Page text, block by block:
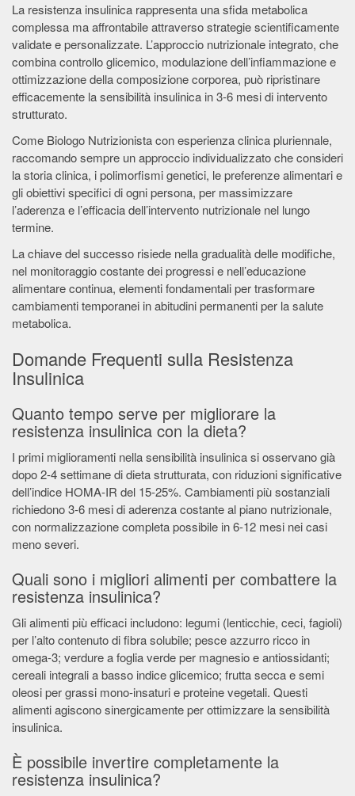
La resistenza insulinica rappresenta una sfida metabolica
complessa ma affrontabile attraverso strategie scientificamente
validate e personalizzate. L’approccio nutrizionale integrato, che
combina controllo glicemico, modulazione dell’infiammazione e
ottimizzazione della composizione corporea, può ripristinare
efficacemente la sensibilità insulinica in 3-6 mesi di intervento
strutturato.
Come Biologo Nutrizionista con esperienza clinica pluriennale,
raccomando sempre un approccio individualizzato che consideri
la storia clinica, i polimorfismi genetici, le preferenze alimentari e
gli obiettivi specifici di ogni persona, per massimizzare
l’aderenza e l’efficacia dell’intervento nutrizionale nel lungo
termine.
La chiave del successo risiede nella gradualità delle modifiche,
nel monitoraggio costante dei progressi e nell’educazione
alimentare continua, elementi fondamentali per trasformare
cambiamenti temporanei in abitudini permanenti per la salute
metabolica.
Domande Frequenti sulla Resistenza
Insulinica
Quanto tempo serve per migliorare la
resistenza insulinica con la dieta?
I primi miglioramenti nella sensibilità insulinica si osservano già
dopo 2-4 settimane di dieta strutturata, con riduzioni significative
dell’indice HOMA-IR del 15-25%. Cambiamenti più sostanziali
richiedono 3-6 mesi di aderenza costante al piano nutrizionale,
con normalizzazione completa possibile in 6-12 mesi nei casi
meno severi.
Quali sono i migliori alimenti per combattere la
resistenza insulinica?
Gli alimenti più efficaci includono: legumi (lenticchie, ceci, fagioli)
per l’alto contenuto di fibra solubile; pesce azzurro ricco in
omega-3; verdure a foglia verde per magnesio e antiossidanti;
cereali integrali a basso indice glicemico; frutta secca e semi
oleosi per grassi mono-insaturi e proteine vegetali. Questi
alimenti agiscono sinergicamente per ottimizzare la sensibilità
insulinica.
È possibile invertire completamente la
resistenza insulinica?